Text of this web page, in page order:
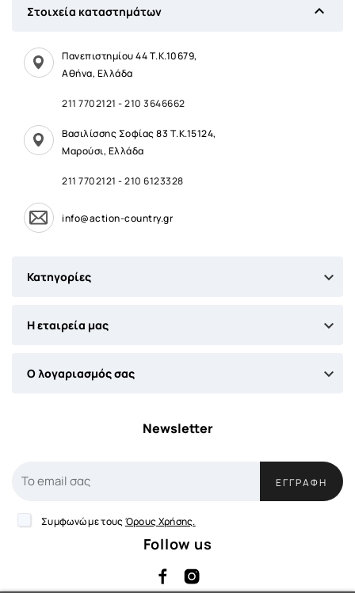
Στοιχεία καταστημάτων 
Πανεπιστημίου 44 Τ.Κ.10679,
Αθήνα, Ελλάδα
211 7702121 -210 3646662
Βασιλίσσης Σοφίας 83 Τ.Κ.15124,
Μαρούσι, Ελλάδα
211 7702121 -210 6123328
info@action-country.gr
Κατηγορίες 
Η εταιρεία μας 
Ο λογαριασμός σας 
Newsletter
ΕΓΓΡΑΦΉ
Συμφωνώ με τους Όρους Χρήσης.
Follow us